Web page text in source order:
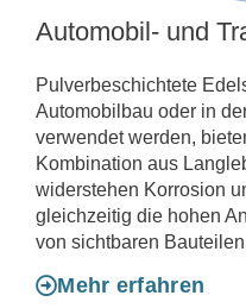
Automobil- und
Pulverbeschichtete
Automobilbau oder in
verwendet werden,
Kombination aus
widerstehen Korrosion
gleichzeitig die hohen
von sichtbaren
Mehr erfahren